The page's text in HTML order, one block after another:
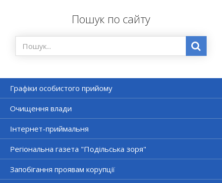
Пошук по сайту
Графіки особистого прийому
Очищення влади
Інтернет-приймальня
Регіональна газета "Подільська зоря"
Запобігання проявам корупції